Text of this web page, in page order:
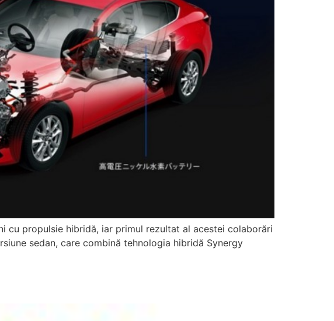
cu propulsie hibridă, iar primul rezultat al acestei colaborări
sedan, care combină tehnologia hibridă Synergy